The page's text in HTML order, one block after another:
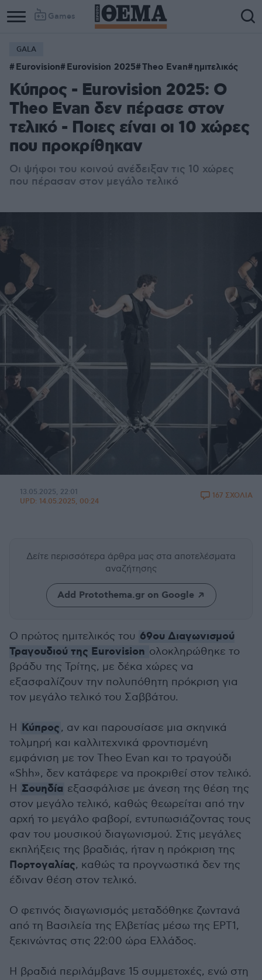
Games
GALA
Eurovision Eurovision 2025 Theo Evan ημιτελικός
Κύπρος - Eurovision 2025: Ο
Theo Evan δεν πέρασε στον
τελικό - Ποιες είναι οι 10 χώρες
που προκρίθηκαν
Οι ψήφοι του κοινού ανέδειξαν τις 10 χώρες
που πέρασαν στον μεγάλο τελικό
13.05.2025, 22:01
UPD: 14.05.2025, 00:24
167 ΣΧΟΛΙΑ
Δείτε περισσότερα άρθρα μας στα αποτελέσματα
αναζήτησης
Add Protothema.gr on Google
Ο πρώτος ημιτελικός του 69ου Διαγωνισμού
Τραγουδιού της Eurovision ολοκληρώθηκε το
βράδυ της Τρίτης, με δέκα χώρες να
εξασφαλίζουν την πολυπόθητη πρόκριση για
τον μεγάλο τελικό του Σαββάτου.
Η Κύπρος, αν και παρουσίασε μια σκηνικά
τολμηρή και καλλιτεχνικά φροντισμένη
εμφάνιση με τον Theo Evan και το τραγούδι
«Shh», δεν κατάφερε να προκριθεί στον τελικό.
H Σουηδία εξασφάλισε με άνεση της θέση της
στον μεγάλο τελικό, καθώς θεωρείται από την
αρχή το μεγάλο φαβορί, εντυπωσιάζοντας τους
φαν του μουσικού διαγωνισμού. Στις μεγάλες
εκπλήξεις της βραδιάς, ήταν η πρόκριση της
Πορτογαλίας, καθώς τα προγνωστικά δεν της
έδιναν θέση στον τελικό.
Ο φετινός διαγωνισμός μεταδόθηκε ζωντανά
από τη Βασιλεία της Ελβετίας μέσω της ΕΡΤ1,
ξεκινώντας στις 22:00 ώρα Ελλάδος.
Η βραδιά περιλάμβανε 15 συμμετοχές, ενώ στη